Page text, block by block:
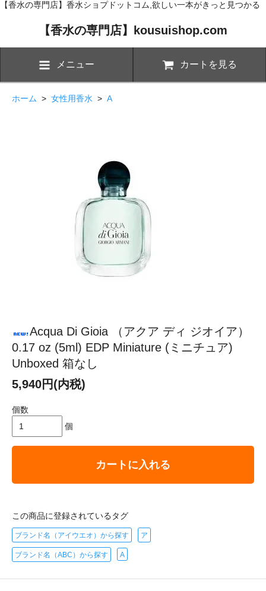
【香水の専門店】香水ショプドットコム,欲しい一本がきっと見つかる
【香水の専門店】kousuishop.com
メニュー カートを見る
ホーム > 女性用香水 > A
Acqua Di Gioia （アクア ディ ジオイア）
0.17 oz (5ml) EDP Miniature (ミニチュア)
Unboxed 箱なし
5,940円(内税)
個数
個
カートに入れる
この商品に登録されているタグ
ブランド名（アイウエオ）から探す ア
ブランド名（ABC）から探す A